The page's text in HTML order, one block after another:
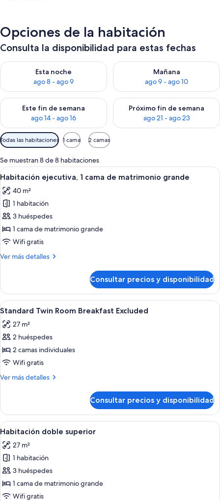
Opciones de la habitación
Consulta la disponibilidad para estas fechas
Esta noche
ago 8 - ago 9
Consulta la disponibilidad para esta noche, ago 8 - ago 9
Mañana
ago 9 - ago 10
Consulta la disponibilidad
Este fin de semana
ago 14 - ago 16
Consulta la disponibilidad para este fin de semana, ago 14 -
Próximo fin de semana
ago 21 - ago 23
Consulta la disponibilidad
Filtros
disponibles
para
las
habitaciones
Todas las habitaciones 1 cama 2 camas
Se muestran 8 de 8 habitaciones
Abrir
todas
las
fotos
de
Habitación
ejecutiva,
cama
grande
Habitación ejecutiva, 1 cama de
5
Habitación ejecutiva, 1 cama de matrimonio grande
40 m²
1 habitación
3 huéspedes
1 cama de matrimonio grande
Wifi gratis
Ver más detalles
Más
ejecutiva,
cama
matrimonio
grande
Consultar precios y disponibilidad
Abrir
todas
las
fotos
de
Standard
Twin
Excluded
Una habitación de hotel moderna
4
Standard Twin Room Breakfast Excluded
27 m²
2 huéspedes
2 camas individuales
Wifi gratis
Ver más detalles
Más
Twin
Room
Breakfast
Consultar precios y disponibilidad
Abrir
todas
las
fotos
de
Habitación
doble
Una habitación de hotel moderna
4
Habitación doble superior
27 m²
1 habitación
3 huéspedes
1 cama de matrimonio grande
Wifi gratis